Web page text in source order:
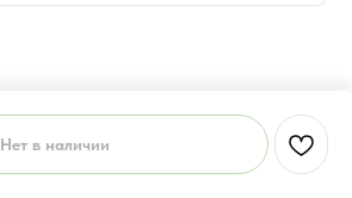
Нет в наличии